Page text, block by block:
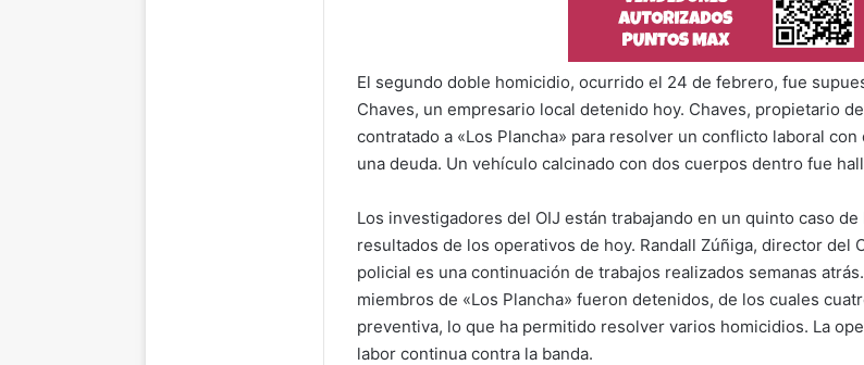
El segundo doble homicidio, ocurrido el 24 de febrero, fue
Chaves, un empresario local detenido hoy. Chaves, propietario
contratado a «Los Plancha» para resolver un conflicto laboral
una deuda. Un vehículo calcinado con dos cuerpos dentro fue
Los investigadores del OIJ están trabajando en un quinto caso
resultados de los operativos de hoy. Randall Zúñiga, director del
policial es una continuación de trabajos realizados semanas
miembros de «Los Plancha» fueron detenidos, de los cuales
preventiva, lo que ha permitido resolver varios homicidios. La
labor continua contra la banda.